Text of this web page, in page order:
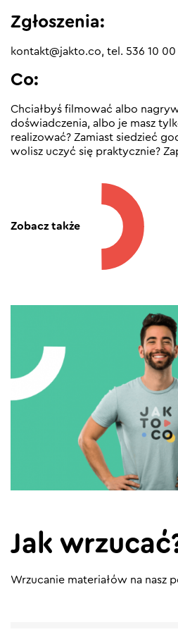
Zgłoszenia:
kontakt@jakto.co, tel. 536 10 00
Co:
Chciałbyś filmować albo
doświadczenia, albo je masz
realizować? Zamiast siedzieć
wolisz uczyć się praktycznie?
Zobacz także
Jak
Wrzucanie materiałów na nasz